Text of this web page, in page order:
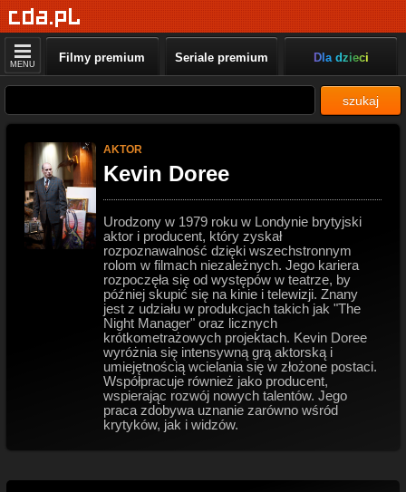
MENU Filmy premium Seriale premium Dla dzieci
szukaj
AKTOR
Kevin Doree
Urodzony w 1979 roku w Londynie brytyjski
aktor i producent, który zyskał
rozpoznawalność dzięki wszechstronnym
rolom w filmach niezależnych. Jego kariera
rozpoczęła się od występów w teatrze, by
później skupić się na kinie i telewizji. Znany
jest z udziału w produkcjach takich jak "The
Night Manager" oraz licznych
krótkometrażowych projektach. Kevin Doree
wyróżnia się intensywną grą aktorską i
umiejętnością wcielania się w złożone postaci.
Współpracuje również jako producent,
wspierając rozwój nowych talentów. Jego
praca zdobywa uznanie zarówno wśród
krytyków, jak i widzów.